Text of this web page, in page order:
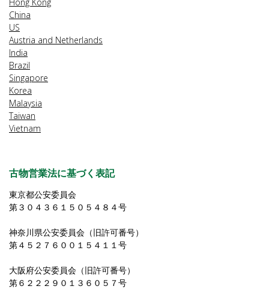
China
US
Austria and Netherlands
India
Brazil
Singapore
Korea
Malaysia
Taiwan
Vietnam
古物営業法に基づく表記
東京都公安委員会
第３０４３６１５０５４８４号
神奈川県公安委員会（旧許可番号）
第４５２７６００１５４１１号
大阪府公安委員会（旧許可番号）
第６２２２９０１３６０５７号